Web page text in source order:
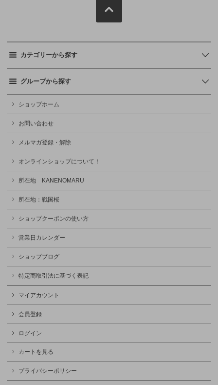
カテゴリーから探す
グループから探す
ショップホーム
お問い合わせ
メルマガ登録・解除
オンラインショップについて！
所在地 KANENOMARU
所在地：戦国桜
ショップクーポンの使い方
営業日カレンダー
ショップブログ
特定商取引法に基づく表記
マイアカウント
会員登録
ログイン
カートを見る
プライバシーポリシー